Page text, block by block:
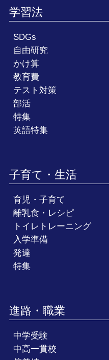
学習法
SDGs
自由研究
かけ算
教育費
テスト対策
部活
特集
英語特集
子育て・生活
育児・子育て
離乳食・レシピ
トイレトレーニング
入学準備
発達
特集
進路・職業
中学受験
中高一貫校